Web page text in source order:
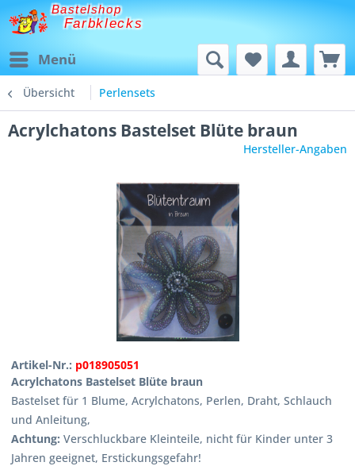
Bastelshop
Farbklecks
Menü
Übersicht Perlensets
Acrylchatons Bastelset Blüte braun
Hersteller-Angaben
Artikel-Nr.: p018905051
Acrylchatons Bastelset Blüte braun
Bastelset für 1 Blume, Acrylchatons, Perlen, Draht, Schlauch
und Anleitung,
Achtung: Verschluckbare Kleinteile, nicht für Kinder unter 3
Jahren geeignet, Erstickungsgefahr!